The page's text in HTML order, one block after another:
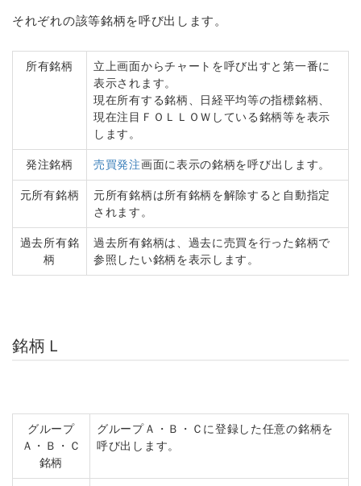
それぞれの該等銘柄を呼び出します。
所有銘柄
立上画面からチャートを呼び出すと第一番に
表示されます。
現在所有する銘柄、日経平均等の指標銘柄、
現在注目ＦＯＬＬＯＷしている銘柄等を表示
します。
発注銘柄 売買発注画面に表示の銘柄を呼び出します。
元所有銘柄
元所有銘柄は所有銘柄を解除すると自動指定
されます。
過去所有銘
柄
過去所有銘柄は、過去に売買を行った銘柄で
参照したい銘柄を表示します。
銘柄Ｌ
グループ
Ａ・Ｂ・Ｃ
銘柄
グループＡ・Ｂ・Ｃに登録した任意の銘柄を
呼び出します。